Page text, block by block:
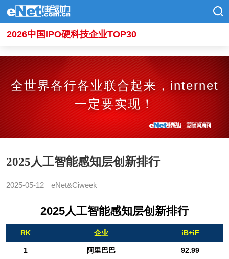
2026中国IPO硬科技企业TOP30
全世界各行各业联合起来，internet
一定要实现！
2025人工智能感知层创新排行
2025-05-12 eNet&Ciweek
2025人工智能感知层创新排行
RK 企业 iB+iF
1 阿里巴巴 92.99